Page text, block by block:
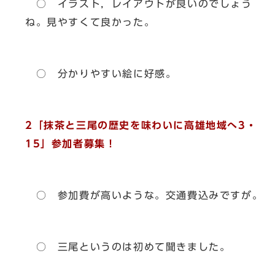
○ イラスト，レイアウトが良いのでしょう
ね。見やすくて良かった。
○ 分かりやすい絵に好感。
2「抹茶と三尾の歴史を味わいに高雄地域へ3・
15」参加者募集！
○ 参加費が高いような。交通費込みですが。
○ 三尾というのは初めて聞きました。